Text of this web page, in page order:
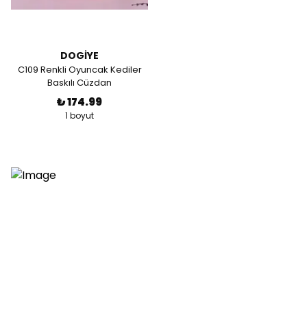
DOGİYE
C109 Renkli Oyuncak Kediler
Baskılı Cüzdan
₺ 174.99
1 boyut